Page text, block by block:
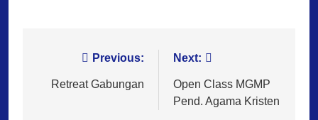
navigation
Previous:
Retreat Gabungan
Next:
Open Class MGMP
Pend. Agama Kristen